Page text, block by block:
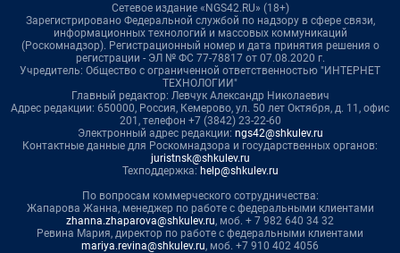
Сетевое издание «NGS42.RU» (18+)
Зарегистрировано Федеральной службой по надзору в сфере связи,
информационных технологий и массовых коммуникаций
(Роскомнадзор). Регистрационный номер и дата принятия решения о
регистрации - ЭЛ № ФС 77-78817 от 07.08.2020 г.
Учредитель: Общество с ограниченной ответственностью "ИНТЕРНЕТ
ТЕХНОЛОГИИ"
Главный редактор: Левчук Александр Николаевич
Адрес редакции: 650000, Россия, Кемерово, ул. 50 лет Октября, д. 11, офис
201, телефон +7 (3842) 23-22-60
Электронный адрес редакции: ngs42@shkulev.ru
Контактные данные для Роскомнадзора и государственных органов:
juristnsk@shkulev.ru
Техподдержка: help@shkulev.ru
По вопросам коммерческого сотрудничества:
Жапарова Жанна, менеджер по работе с федеральными клиентами
zhanna.zhaparova@shkulev.ru, моб. + 7 982 640 34 32
Ревина Мария, директор по работе с федеральными клиентами
mariya.revina@shkulev.ru, моб. +7 910 402 4056